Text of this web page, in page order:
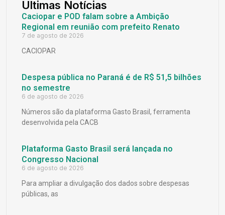
Últimas Notícias
Caciopar e POD falam sobre a Ambição
Regional em reunião com prefeito Renato
7 de agosto de 2026
CACIOPAR
Despesa pública no Paraná é de R$ 51,5 bilhões
no semestre
6 de agosto de 2026
Números são da plataforma Gasto Brasil, ferramenta
desenvolvida pela CACB
Plataforma Gasto Brasil será lançada no
Congresso Nacional
6 de agosto de 2026
Para ampliar a divulgação dos dados sobre despesas
públicas, as